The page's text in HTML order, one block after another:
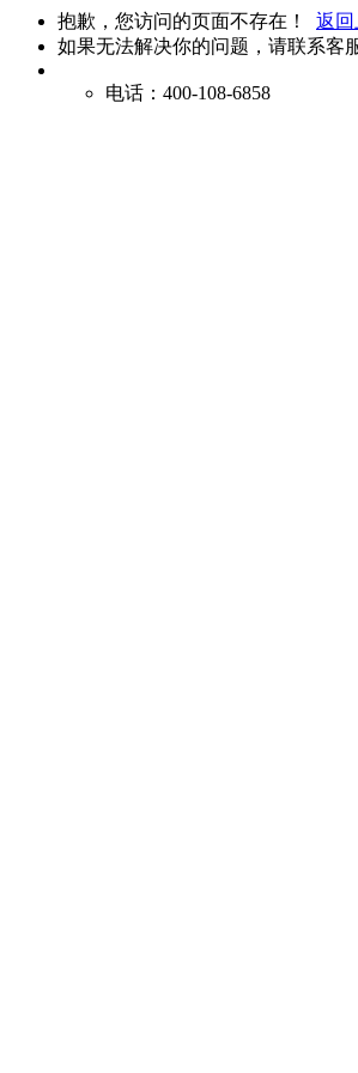
抱歉，您访问的页面不存在！ 返
如果无法解决你的问题，请联系客服
电话：400-108-6858